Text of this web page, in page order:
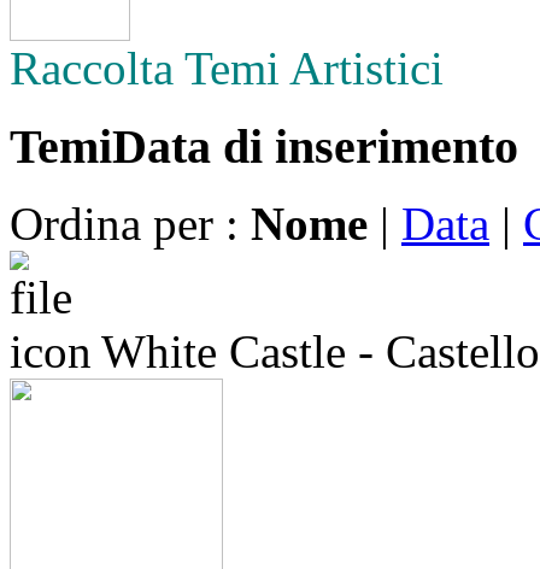
Raccolta Temi Artistici
TemiData di inserimento
Ordina per : Nome | Data |
White Castle -